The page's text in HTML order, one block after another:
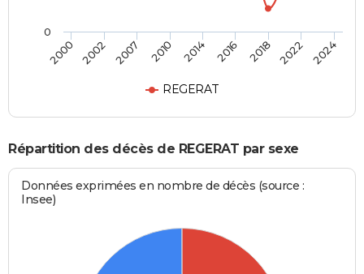
REGERAT
2000 2002 2007 2010 2014 2016 2018 2022 2024
0
Répartition des décès de REGERAT par sexe
Données exprimées en nombre de décès (source :
Insee)